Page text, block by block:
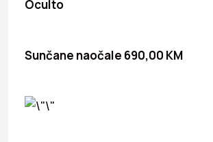
Oculto
Sunčane naočale 690,00 KM